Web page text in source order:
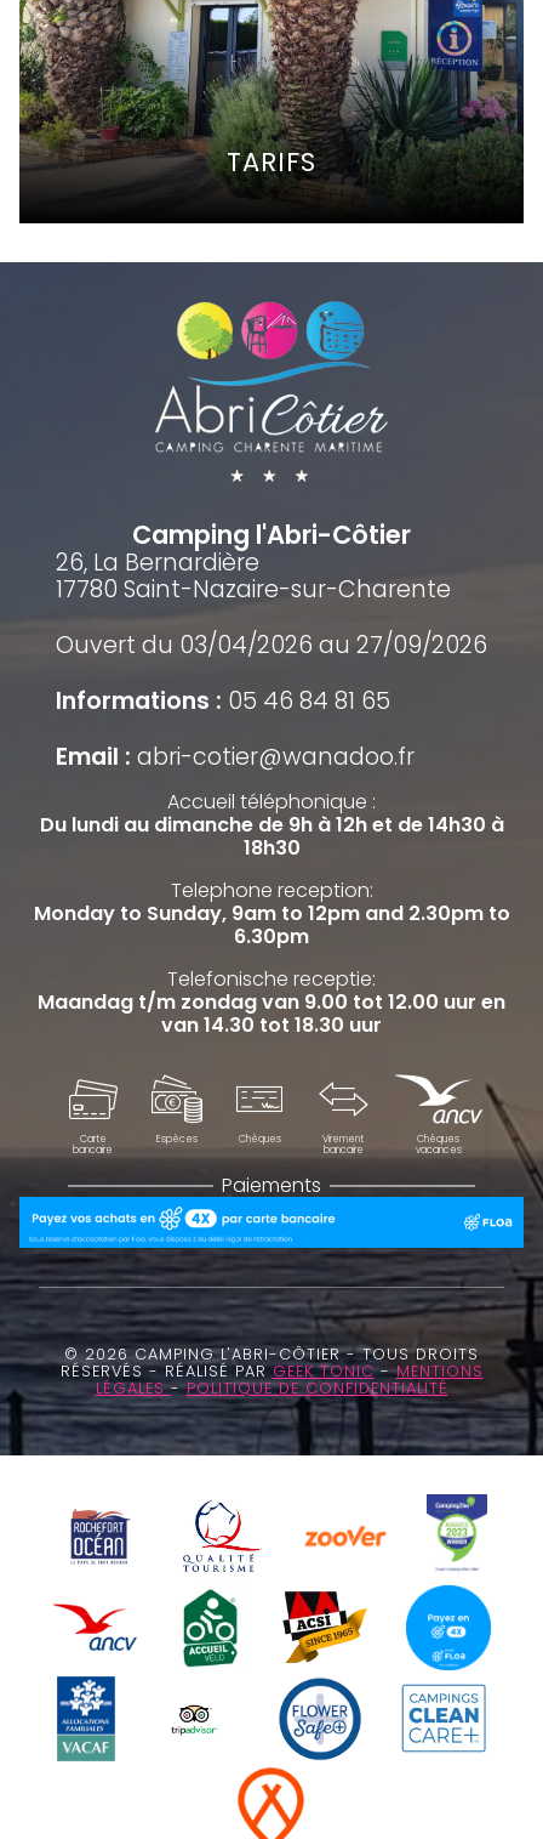
TARIFS
Camping l'Abri-Côtier
26, La Bernardière
17780 Saint-Nazaire-sur-Charente
Ouvert du 03/04/2026 au 27/09/2026
Informations : 05 46 84 81 65
Email : abri-cotier@wanadoo.fr
Accueil téléphonique :
Du lundi au dimanche de 9h à 12h et de 14h30 à
18h30
Telephone reception:
Monday to Sunday, 9am to 12pm and 2.30pm to
6.30pm
Telefonische receptie:
Maandag t/m zondag van 9.00 tot 12.00 uur en
van 14.30 tot 18.30 uur
Carte
bancaire
Espèces Chèques
Virement
bancaire
Chèques
vacances
Paiements
© 2026 CAMPING L'ABRI-CÔTIER - TOUS DROITS
RÉSERVÉS - RÉALISÉ PARGEEK TONIC-MENTIONS
LÉGALES-POLITIQUE DE CONFIDENTIALITÉ